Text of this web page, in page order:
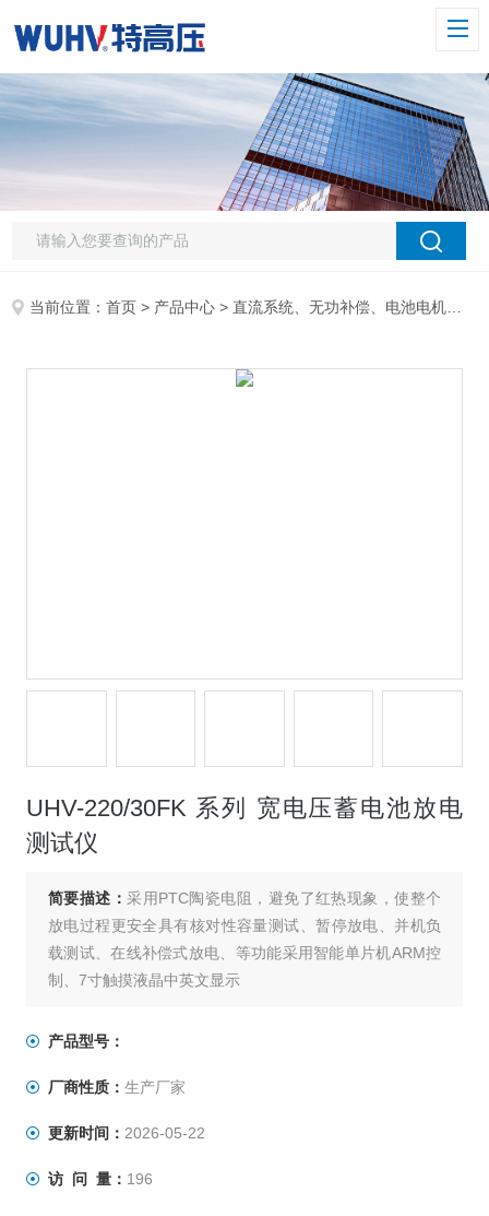
当前位置：首页 > 产品中心 >直流系统、无功补偿、电池电机检测仪器
UHV-220/30FK 系列 宽电压蓄电池放电
测试仪
简要描述： 采用PTC陶瓷电阻，避免了红热现象，使整个
放电过程更安全具有核对性容量测试、暂停放电、并机负
载测试、在线补偿式放电、等功能采用智能单片机ARM控
制、7寸触摸液晶中英文显示
产品型号：
厂商性质： 生产厂家
更新时间： 2026-05-22
访 问 量： 196